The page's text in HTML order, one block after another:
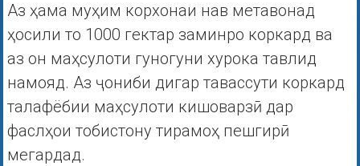
Аз ҳама муҳим корхонаи нав метавонад
ҳосили то 1000 гектар заминро коркард ва
аз он маҳсулоти гуногуни хурока тавлид
намояд. Аз ҷониби дигар тавассути коркард
талафёбии маҳсулоти кишоварзӣ дар
фаслҳои тобистону тирамоҳ пешгирӣ
мегардад.